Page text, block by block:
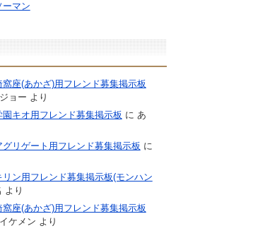
ーマン
窩座(あかざ)用フレンド募集掲示板
ジョー より
園キオ用フレンド募集掲示板 に あ
グリゲート用フレンド募集掲示板 に
リン用フレンド募集掲示板(モンハン
より
窩座(あかざ)用フレンド募集掲示板
イケメン より